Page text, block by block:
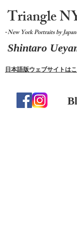
Triangle
-New York Portraits by
Shintaro
日本語版ウェブサイトは